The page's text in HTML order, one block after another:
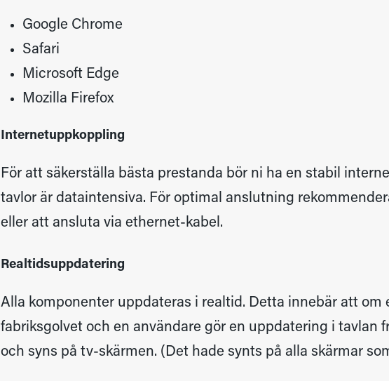
Google Chrome
Safari
Microsoft Edge
Mozilla Firefox
Internetuppkoppling
För att säkerställa bästa prestanda bör ni ha en stabil
tavlor är dataintensiva. För optimal anslutning
eller att ansluta via ethernet-kabel.
Realtidsuppdatering
Alla komponenter uppdateras i realtid. Detta innebär att om
fabriksgolvet och en användare gör en uppdatering i tavlan
och syns på tv-skärmen. (Det hade synts på alla skärmar